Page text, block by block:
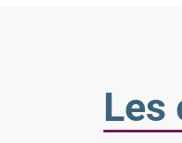
Les